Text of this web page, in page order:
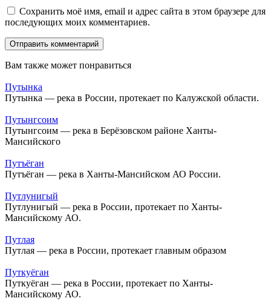
Сохранить моё имя, email и адрес сайта в этом браузере для
последующих моих комментариев.
Вам также может понравиться
Путынка
Путынка — река в России, протекает по Калужской области.
Путынгсоим
Путынгсоим — река в Берёзовском районе Ханты-
Мансийского
Путъёган
Путъёган — река в Ханты-Мансийском АО России.
Путлунигый
Путлунигый — река в России, протекает по Ханты-
Мансийскому АО.
Путлая
Путлая — река в России, протекает главным образом
Путкуёган
Путкуёган — река в России, протекает по Ханты-
Мансийскому АО.